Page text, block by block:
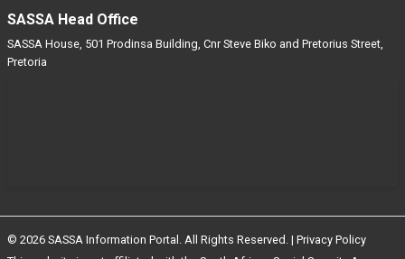
SASSA Head Office
SASSA House, 501 Prodinsa Building, Cnr Steve Biko and Pretorius Street,
Pretoria
© 2026 SASSA Information Portal. All Rights Reserved. | Privacy Policy